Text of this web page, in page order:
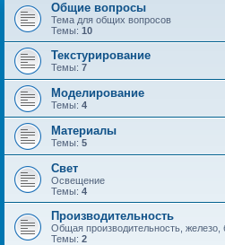
Общие вопросы
Тема для общих вопросов
Темы: 10
Текстурирование
Темы: 7
Моделирование
Темы: 4
Материалы
Темы: 5
Свет
Освещение
Темы: 4
Производительность
Общая производительность, железо,
Темы: 2